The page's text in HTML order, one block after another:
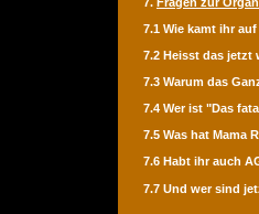
7.1 Wie kamt ihr
7.2 Heisst das jetzt
7.3 Warum das
7.4 Wer ist "Das
7.5 Was hat Mama
7.6 Habt ihr auch
7.7 Und wer sind